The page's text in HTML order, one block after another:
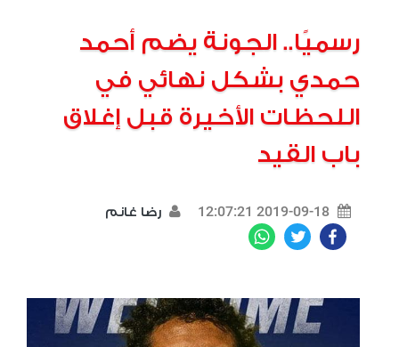
رسميًا.. الجونة يضم أحمد
حمدي بشكل نهائي في
اللحظات الأخيرة قبل إغلاق
باب القيد
2019-09-18 12:07:21 رضا غانم
Facebook
Twitter